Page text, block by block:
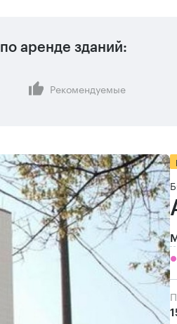
по аренде зданий:
Рекомендуемые